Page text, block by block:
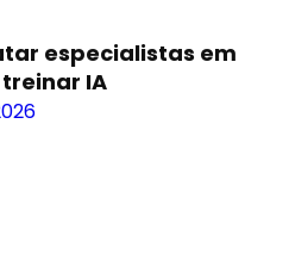
especialistas em
IA